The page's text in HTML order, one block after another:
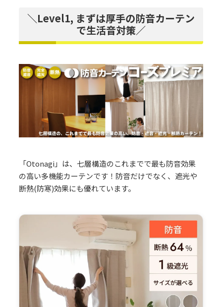
＼Level1, まずは厚手の防音カーテン
で生活音対策／
「Otonagi」は、七層構造のこれまでで最も防音効果
の高い多機能カーテンです！防音だけでなく、遮光や
断熱(防寒)効果にも優れています。